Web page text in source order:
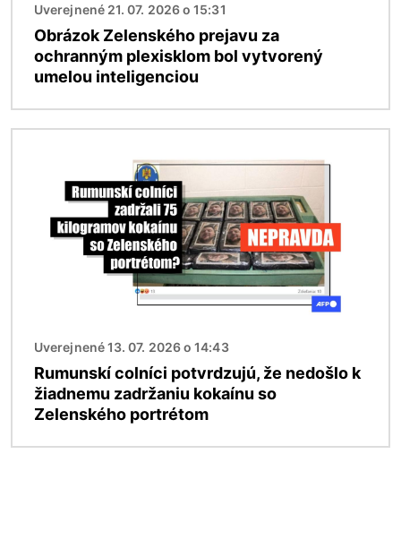
Uverejnené 21. 07. 2026 o 15:31
Obrázok Zelenského prejavu za
ochranným plexisklom bol vytvorený
umelou inteligenciou
Uverejnené 13. 07. 2026 o 14:43
Rumunskí colníci potvrdzujú, že nedošlo k
žiadnemu zadržaniu kokaínu so
Zelenského portrétom